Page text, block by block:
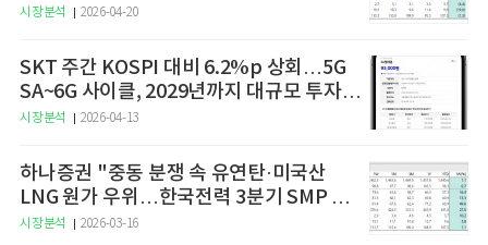
시장분석 2026-04-20
SKT 주간 KOSPI 대비 6.2%p 상회…5G
SA~6G 사이클, 2029년까지 대규모 투자
예고
시장분석 2026-04-13
하나증권 "중동 분쟁 속 유연탄·미국산
LNG 원가 우위…한국전력 3분기 SMP 상
승 전망"
시장분석 2026-03-16